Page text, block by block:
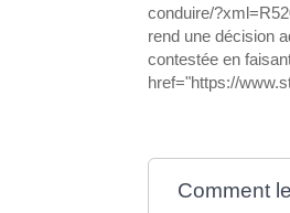
conduire/
rend une décision
contestée en
href="https://
Comment